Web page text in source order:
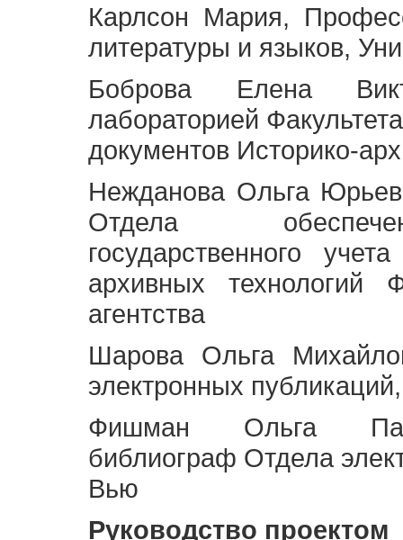
Карлсон Мария,
литературы и языков,
Боброва Елена
лабораторией
документов Историко-
Нежданова Ольга
Отдела
государственного
архивных технологий
агентства
Шарова Ольга
электронных
Фишман Ольга
библиограф Отдела
Вью
Руководство проектом